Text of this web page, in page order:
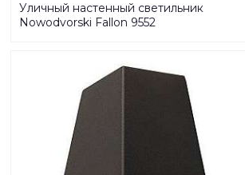
Уличный настенный светильник
Nowodvorski Fallon 9552